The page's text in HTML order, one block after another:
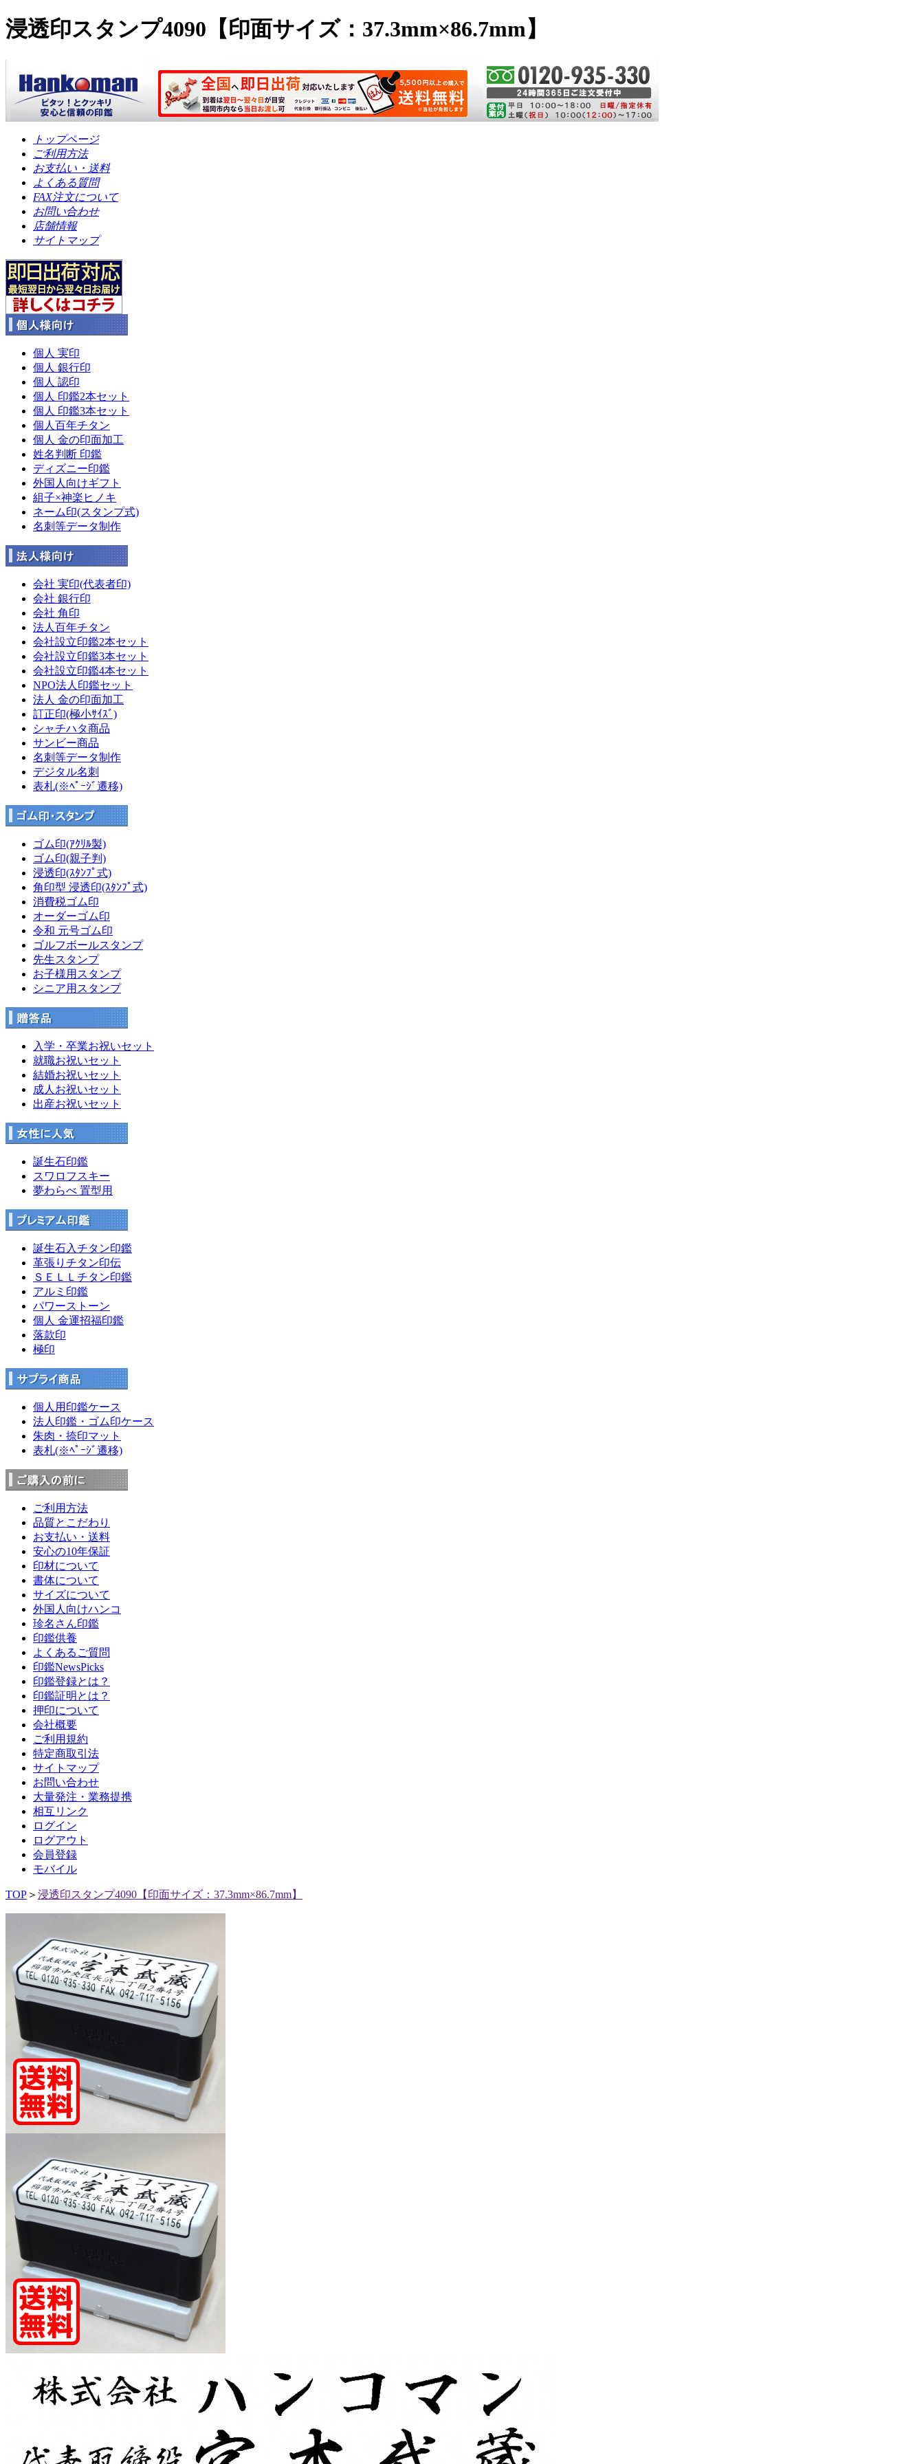
浸透印スタンプ4090【印面サイズ：37.3mm×86.7mm】
トップページ
ご利用方法
お支払い・送料
よくある質問
FAX注文について
お問い合わせ
店舗情報
サイトマップ
個人 実印
個人 銀行印
個人 認印
個人 印鑑2本セット
個人 印鑑3本セット
個人百年チタン
個人 金の印面加工
姓名判断 印鑑
ディズニー印鑑
外国人向けギフト
組子×神楽ヒノキ
ネーム印(スタンプ式)
名刺等データ制作
会社 実印(代表者印)
会社 銀行印
会社 角印
法人百年チタン
会社設立印鑑2本セット
会社設立印鑑3本セット
会社設立印鑑4本セット
NPO法人印鑑セット
法人 金の印面加工
訂正印(極小ｻｲｽﾞ)
シャチハタ商品
サンビー商品
名刺等データ制作
デジタル名刺
表札(※ﾍﾟｰｼﾞ遷移)
ゴム印(ｱｸﾘﾙ製)
ゴム印(親子判)
浸透印(ｽﾀﾝﾌﾟ式)
角印型 浸透印(ｽﾀﾝﾌﾟ式)
消費税ゴム印
オーダーゴム印
令和 元号ゴム印
ゴルフボールスタンプ
先生スタンプ
お子様用スタンプ
シニア用スタンプ
入学・卒業お祝いセット
就職お祝いセット
結婚お祝いセット
成人お祝いセット
出産お祝いセット
誕生石印鑑
スワロフスキー
夢わらべ 置型用
誕生石入チタン印鑑
革張りチタン印伝
ＳＥＬＬチタン印鑑
アルミ印鑑
パワーストーン
個人 金運招福印鑑
落款印
極印
個人用印鑑ケース
法人印鑑・ゴム印ケース
朱肉・捺印マット
表札(※ﾍﾟｰｼﾞ遷移)
ご利用方法
品質とこだわり
お支払い・送料
安心の10年保証
印材について
書体について
サイズについて
外国人向けハンコ
珍名さん印鑑
印鑑供養
よくあるご質問
印鑑NewsPicks
印鑑登録とは？
印鑑証明とは？
押印について
会社概要
ご利用規約
特定商取引法
サイトマップ
お問い合わせ
大量発注・業務提携
相互リンク
ログイン
ログアウト
会員登録
モバイル
TOP ＞ 浸透印スタンプ4090【印面サイズ：37.3mm×86.7mm】